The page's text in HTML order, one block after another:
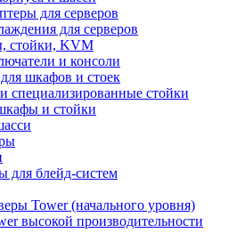
для серверов
для серверов
стойки, KVM
и консоли
шкафов и стоек
специализированные стойки
и стойки
для блейд-систем
Tower (начального уровня)
высокой производительности